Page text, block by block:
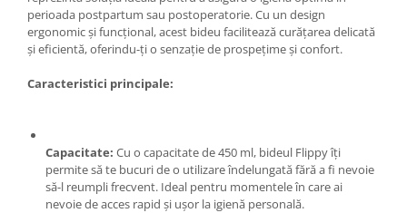
Zdrobitoare si teascuri
Teascuri
Zdrobitoare electrice & manuale
Masini de cusut si accesorii
Articole antidaunatori gradina
Sere si solarii
perioada postpartum sau postoperatorie. Cu un design
ergonomic și funcțional, acest bideu facilitează curățarea delicată
și eficientă, oferindu-ți o senzație de prospețime și confort.
Caracteristici principale:
Capacitate: Cu o capacitate de 450 ml, bideul Flippy îți
permite să te bucuri de o utilizare îndelungată fără a fi nevoie
să-l reumpli frecvent. Ideal pentru momentele în care ai
nevoie de acces rapid și ușor la igienă personală.